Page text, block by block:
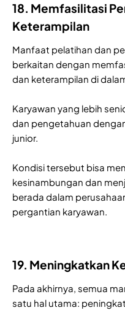
18. Memfasilitasi
Keterampilan
Manfaat pelatihan dan
berkaitan dengan
dan keterampilan di
Karyawan yang lebih
dan pengetahuan
junior.
Kondisi tersebut bisa
kesinambungan dan
berada dalam
pergantian karyawan.
19. Meningkatkan
Pada akhirnya, semua
satu hal utama: